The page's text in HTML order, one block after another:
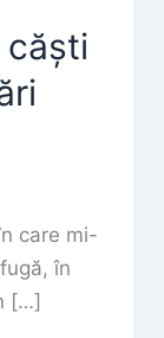
căști
care mi-
în
[…]